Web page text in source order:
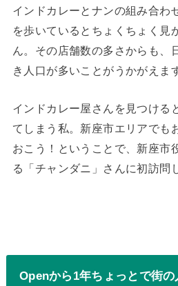
インドカレーとナンの組み合わ
を歩いているとちょくちょく見
ん。その店舗数の多さからも、
き人口が多いことがうかがえま
インドカレー屋さんを見つける
てしまう私。新座市エリアでも
おこう！ということで、新座市
る「チャンダニ」さんに初訪問
Openから1年ちょっとで街の